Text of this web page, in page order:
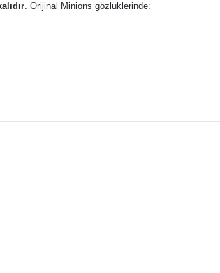
. Orijinal Minions gözlüklerinde: